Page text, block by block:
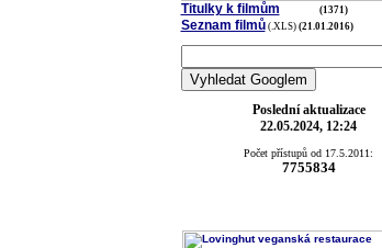
Titulky k filmům (1371)
Seznam filmů (.XLS) (21.01.2016)
Poslední aktualizace
22.05.2024, 12:24
Počet přístupů od 17.5.2011:
7755834